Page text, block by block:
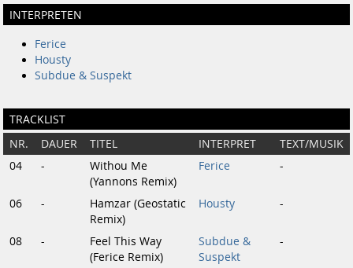
INTERPRETEN
Ferice
Housty
Subdue & Suspekt
TRACKLIST
NR. DAUER TITEL INTERPRET
TEXT/MUSIK
04
-
Withou Me
(Yannons Remix)
Ferice -
06 -
Hamzar (Geostatic
Remix)
Housty -
08 -
Feel This Way
(Ferice Remix)
Subdue &
Suspekt
-